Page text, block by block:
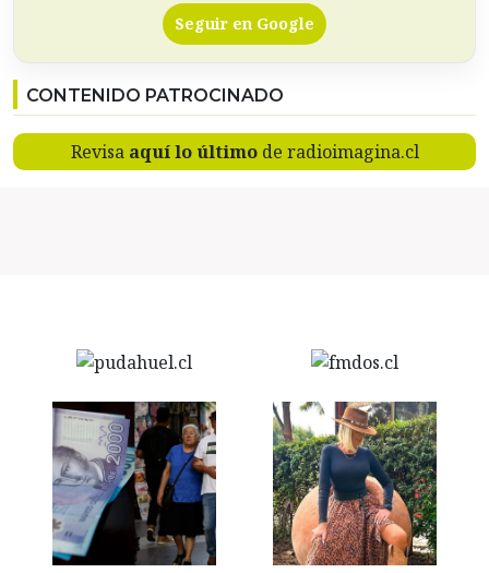
Seguir en Google
CONTENIDO PATROCINADO
Revisa aquí lo últimode radioimagina.cl